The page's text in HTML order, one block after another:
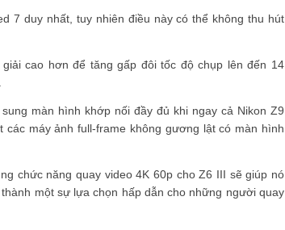
7 duy nhất, tuy nhiên điều này có thể không thu hút
cao hơn để tăng gấp đôi tốc độ chụp lên đến 14
màn hình khớp nối đầy đủ khi ngay cả Nikon Z9
máy ảnh full-frame không gương lật có màn hình
chức năng quay video 4K 60p cho Z6 III sẽ giúp nó
một sự lựa chọn hấp dẫn cho những người quay